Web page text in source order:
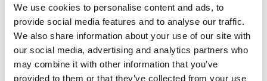
We use cookies to personalise content and ads, to
provide social media features and to analyse our traffic.
We also share information about your use of our site with
our social media, advertising and analytics partners who
may combine it with other information that you’ve
provided to them or that they’ve collected from your use
Podobne wpisy